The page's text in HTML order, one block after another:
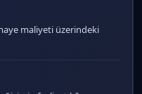
maliyeti üzerindeki